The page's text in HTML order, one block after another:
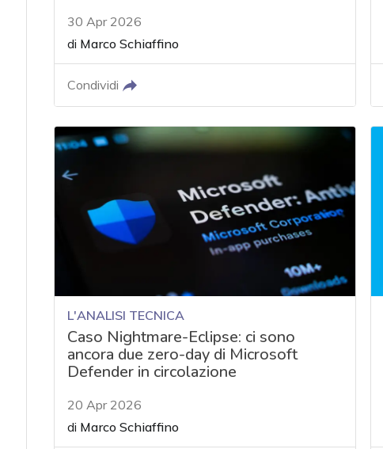
30 Apr 2026
di Marco Schiaffino
Condividi
L'ANALISI TECNICA
Caso Nightmare-Eclipse: ci sono
ancora due zero-day di Microsoft
Defender in circolazione
20 Apr 2026
di Marco Schiaffino